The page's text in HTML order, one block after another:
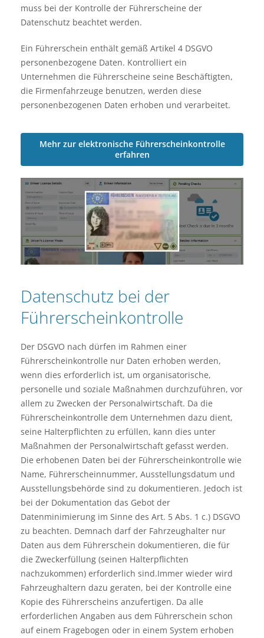
muss bei der Kontrolle der Führerscheine der
Datenschutz beachtet werden.
Ein Führerschein enthält gemäß Artikel 4 DSGVO
personenbezogene Daten. Kontrolliert ein
Unternehmen die Führerscheine seine Beschäftigten,
die Firmenfahrzeuge benutzen, werden diese
personenbezogenen Daten erhoben und verarbeitet.
Mehr zur elektronische Führerscheinkontrolle
erfahren
Datenschutz bei der
Führerscheinkontrolle
Der DSGVO nach dürfen im Rahmen einer
Führerscheinkontrolle nur Daten erhoben werden,
wenn dies erforderlich ist, um organisatorische,
personelle und soziale Maßnahmen durchzuführen, vor
allem zu Zwecken der Personalwirtschaft. Da die
Führerscheinkontrolle dem Unternehmen dazu dient,
seine Halterpflichten zu erfüllen, kann dies unter
Maßnahmen der Personalwirtschaft gefasst werden.
Die erhobenen Daten bei der Führerscheinkontrolle wie
Name, Führerscheinnummer, Ausstellungsdatum und
Ausstellungsbehörde sind zu dokumentieren. Jedoch ist
bei der Dokumentation das Gebot der
Datenminimierung im Sinne des Art. 5 Abs. 1 c.) DSGVO
zu beachten. Demnach darf der Fahrzeughalter nur
Daten aus dem Führerschein dokumentieren, die für
die Zweckerfüllung (seinen Halterpflichten
nachzukommen) erforderlich sind.Immer wieder wird
Fahrzeughaltern dazu geraten, bei der Kontrolle eine
Kopie des Führerscheins anzufertigen. Da alle
erforderlichen Angaben aus dem Führerschein schon
auf einem Fragebogen oder in einem System erhoben